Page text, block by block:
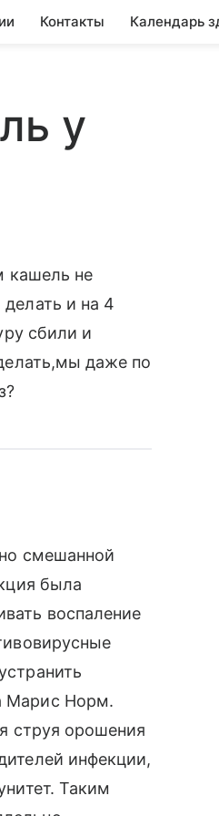
Контакты Календарь
у
кашель не
и на 4
сбили и
даже по
смешанной
была
воспаление
Марис Норм.
струя орошения
инфекции,
Таким